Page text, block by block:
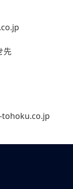
先
tohoku.co.jp